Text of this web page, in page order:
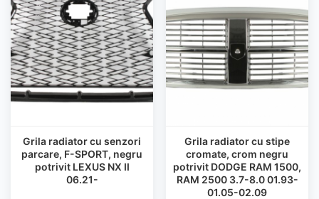
Grila radiator cu senzori
parcare, F-SPORT, negru
potrivit LEXUS NX II
06.21-
Grila radiator cu stipe
cromate, crom negru
potrivit DODGE RAM 1500,
RAM 2500 3.7-8.0 01.93-
01.05-02.09